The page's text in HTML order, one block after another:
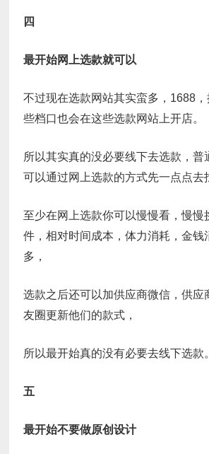
四
最开始网上选款就可以
不过现在选款网站其实蛮多，1688
些档口也会在这些选款网站上开店。
所以其实真的没必要线下去选款，普
可以通过网上选款的方式先一点点去
至少在网上选款你可以慢慢看，慢慢
件，相对时间成本，体力消耗，金钱
多，
选款之后还可以加供应商微信，供应
友圈更新他们的款式，
所以最开始真的没有必要去线下选款。
五
最开始不要做原创设计